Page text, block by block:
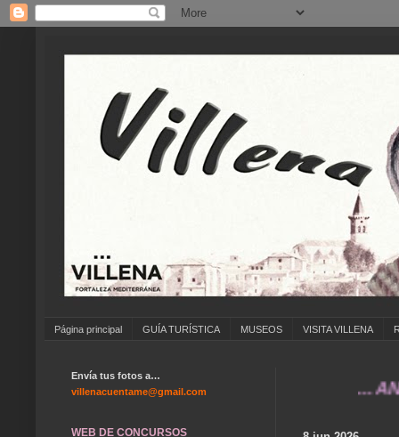
Página principal GUÍA TURÍSTICA MUSEOS VISITA VILLENA
...
Envía tus fotos a…
villenacuentame@gmail.com
WEB DE CONCURSOS